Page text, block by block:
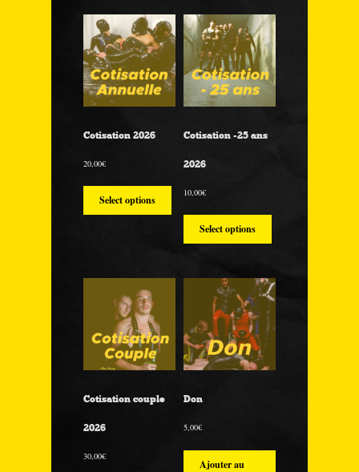
Cotisation 2026
20,00€
Select options
Cotisation -25 ans
2026
10,00€
Select options
Cotisation couple
2026
30,00€
Don
5,00€
Ajouter au